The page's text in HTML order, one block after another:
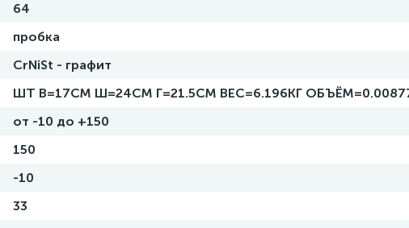
64
пробка
CrNiSt - графит
ШТ В=17СМ Ш=24СМ Г=21.5СМ ВЕС=6.196КГ
от -10 до +150
150
-10
33